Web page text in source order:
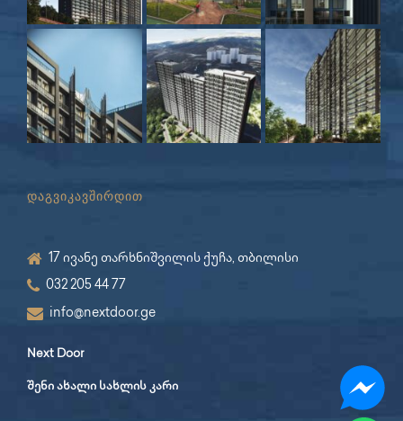
დაგვიკავშირდით
17 ივანე თარხნიშვილის ქუჩა, თბილისი
032 205 44 77
info@nextdoor.ge
Next Door
შენი ახალი სახლის კარი